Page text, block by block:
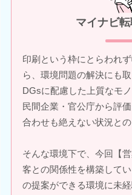
マイナビ
印刷という枠にとらわれ
ら、環境問題の解決にも
DGsに配慮した上質なモ
民間企業・官公庁から評
合わせも絶えない状況との
そんな環境下で、今回【
客との関係性を構築して
の提案ができる環境に未